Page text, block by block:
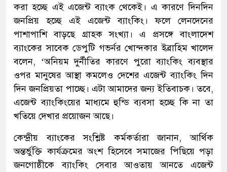
করা হচ্ছে এই এজেন্ট ব্যাংক থেকেই। এ কারণে দিনদিন
জনপ্রিয় হচ্ছে এই এজেন্ট ব্যাংকিং। ফলে লেনদেনের
পাশাপাশি বাড়ছে গ্রাহক সংখ্যা। এ প্রসঙ্গে বাংলাদেশ
ব্যাংকের সাবেক ডেপুটি গভর্নর খোন্দকার ইব্রাহিম খালেদ
বলেন, ‘অনিয়ম দুর্নীতির কারণে পুরো ব্যাংকিং ব্যবস্থার
ওপর মানুষের আস্থা কমলেও দেশের এজেন্ট ব্যাংকিং দিন
দিন জনপ্রিয়তা পাচ্ছে। এটা আমাদের জন্য ইতিবাচক। তবে,
এজেন্ট ব্যাংকিংয়ের মাধ্যমে হুন্ডি ব্যবসা হচ্ছে কি না তা
খতিয়ে দেখার প্রয়োজন আছে।
কেন্দ্রীয় ব্যাংকের সংশ্লিষ্ট কর্মকর্তারা জানান, আর্থিক
অন্তর্ভুক্তি কার্যক্রমের অংশ হিসেবে সমাজের পিছিয়ে পড়া
জনগোষ্ঠীকে ব্যাংকিং সেবার আওতায় আনতে এজেন্ট